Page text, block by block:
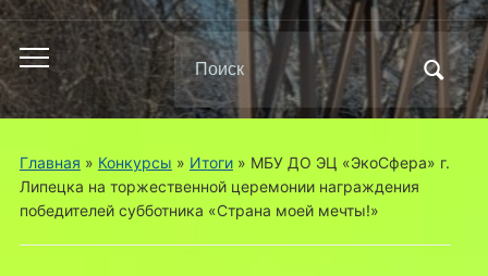
Переключить
мобильное
меню
Поиск
по:
Главная » Конкурсы » Итоги» МБУ ДО ЭЦ «ЭкоСфера» г.
Липецка на торжественной церемонии награждения
победителей субботника «Страна моей мечты!»